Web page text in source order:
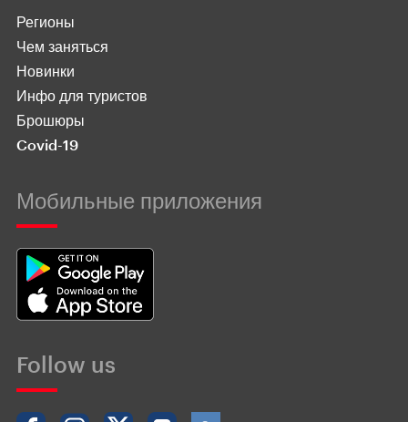
Регионы
Чем заняться
Новинки
Инфо для туристов
Брошюры
Covid-19
Мобильные приложения
Follow us